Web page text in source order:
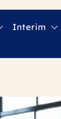
Interim